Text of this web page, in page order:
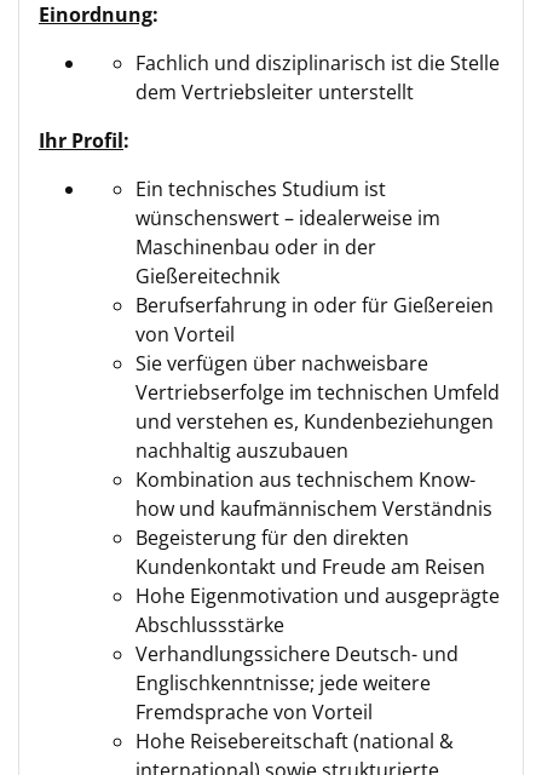
Einordnung:
Fachlich und disziplinarisch ist die Stelle
dem Vertriebsleiter unterstellt
Ihr Profil:
Ein technisches Studium ist
wünschenswert – idealerweise im
Maschinenbau oder in der
Gießereitechnik
Berufserfahrung in oder für Gießereien
von Vorteil
Sie verfügen über nachweisbare
Vertriebserfolge im technischen Umfeld
und verstehen es, Kundenbeziehungen
nachhaltig auszubauen
Kombination aus technischem Know-
how und kaufmännischem Verständnis
Begeisterung für den direkten
Kundenkontakt und Freude am Reisen
Hohe Eigenmotivation und ausgeprägte
Abschlussstärke
Verhandlungssichere Deutsch- und
Englischkenntnisse; jede weitere
Fremdsprache von Vorteil
Hohe Reisebereitschaft (national &